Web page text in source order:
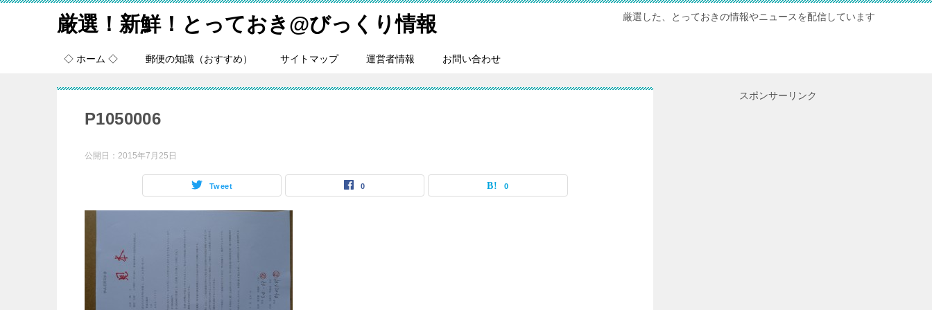
厳選！新鮮！とっておき@びっくり情報 厳選した、とっておきの情報やニュースを配信しています
◇ ホーム ◇ 郵便の知識（おすすめ） サイトマップ 運営者情報 お問い合わせ
P1050006
公開日： 2015年7月25日
Tweet 0 0
スポンサーリンク